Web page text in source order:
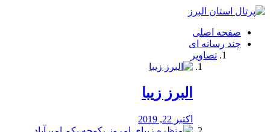
فصد
شرق
تهران
خشکشویی
صفحه اصلی
چند رسانه ای
تصاویر
البرز زیبا
اکتبر 22, 2019